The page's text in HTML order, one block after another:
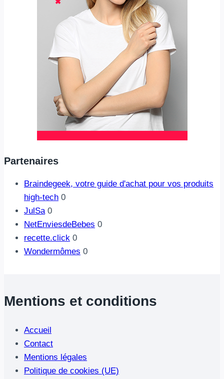
Partenaires
Braindegeek, votre guide d'achat pour vos produits
high-tech 0
JulSa0
NetEnviesdeBebes 0
recette.click 0
Wondermômes 0
Mentions et conditions
Accueil
Contact
Mentions légales
Politique de cookies (UE)